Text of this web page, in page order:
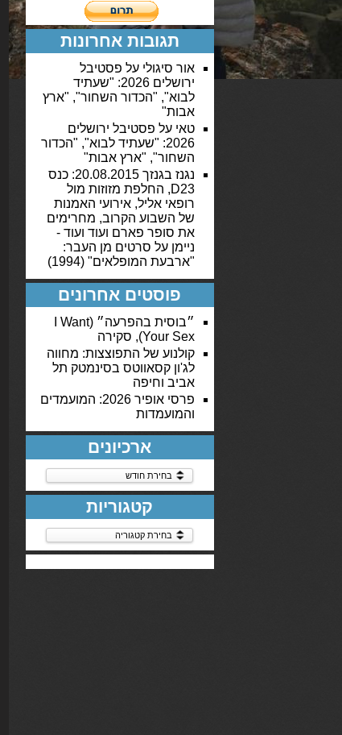
תגובות אחרונות
אור סיגולי על פסטיבל
ירושלים 2026: "שעתיד
לבוא", "הכדור השחור", "ארץ
אבות"
טאי על פסטיבל ירושלים
2026: "שעתיד לבוא", "הכדור
השחור", "ארץ אבות"
נגנז בגנזך 20.08.2015: כנס
D23, החלפת מזוזות מול
רופאי אליל, אירועי האמנות
של השבוע הקרוב, מחרימים
את סופר פארם ועוד ועוד -
ניימן על סרטים מן העבר:
"ארבעת המופלאים" (1994)
פוסטים אחרונים
״בוסית בהפרעה״ (I Want
Your Sex), סקירה
קולנוע של התפוצצות: מחווה
לג'ון קסאווטס בסינמטק תל
אביב וחיפה
פרסי אופיר 2026: המועמדים
והמועמדות
ארכיונים
ארכיונים
קטגוריות
קטגוריות